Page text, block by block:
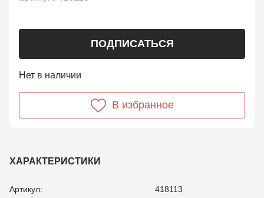
ХАРАКТЕРИСТИКИ
Артикул:
418113
ПОДПИСАТЬСЯ
Нет в наличии
В избранное